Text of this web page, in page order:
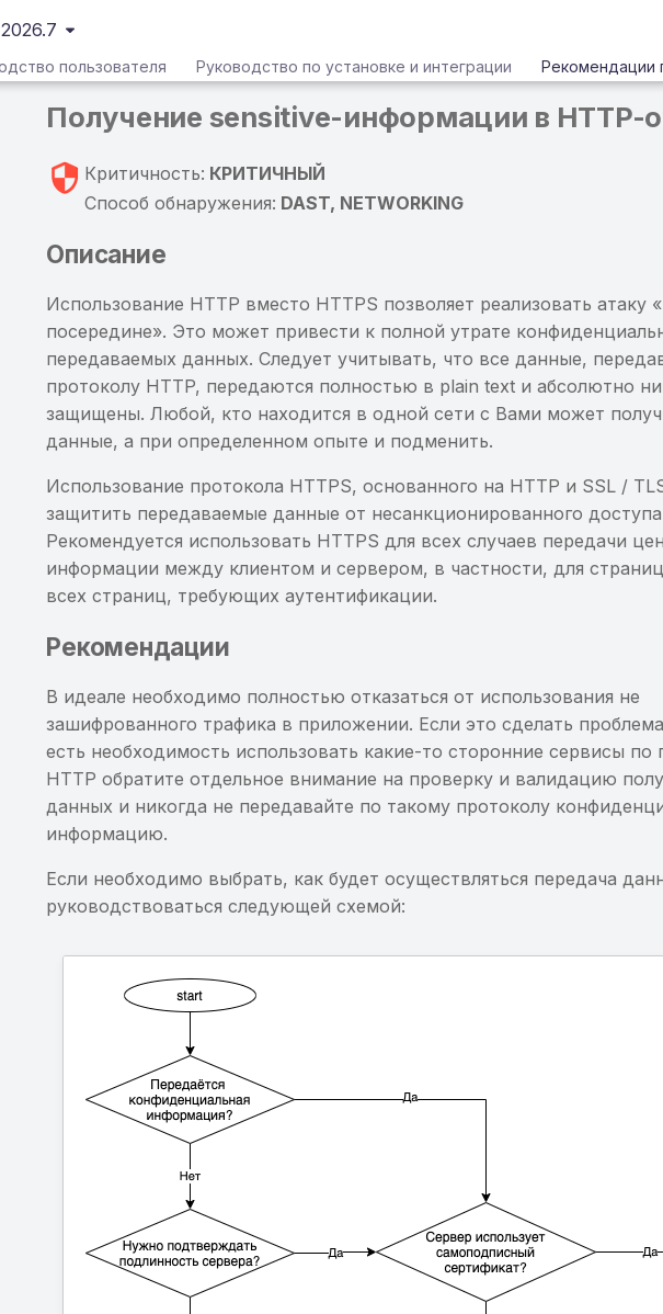
2026.7
пользователя Руководство по установке и интеграции Рекомендации
Получение sensitive-информации в HTTP-
Критичность: КРИТИЧНЫЙ
Способ обнаружения: DAST, NETWORKING
Описание
Использование HTTP вместо HTTPS позволяет реализовать атаку
посередине». Это может привести к полной утрате
передаваемых данных. Следует учитывать, что все данные,
протоколу HTTP, передаются полностью в plain text и абсолютно
защищены. Любой, кто находится в одной сети с Вами может
данные, а при определенном опыте и подменить.
Использование протокола HTTPS, основанного на HTTP и SSL /
защитить передаваемые данные от несанкционированного
Рекомендуется использовать HTTPS для всех случаев передачи
информации между клиентом и сервером, в частности, для
всех страниц, требующих аутентификации.
Рекомендации
В идеале необходимо полностью отказаться от использования не
зашифрованного трафика в приложении. Если это сделать
есть необходимость использовать какие-то сторонние сервисы по
HTTP обратите отдельное внимание на проверку и валидацию
данных и никогда не передавайте по такому протоколу
информацию.
Если необходимо выбрать, как будет осуществляться передача
руководствоваться следующей схемой: